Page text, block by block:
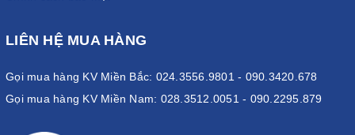
LIÊN HỆ MUA HÀNG
Gọi mua hàng KV Miền Bắc: 024.3556.9801 - 090.3420.678
Gọi mua hàng KV Miền Nam: 028.3512.0051 - 090.2295.879